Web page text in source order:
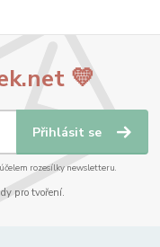
💛
Přihlásit se
rozesílky newsletteru.
pro tvoření.